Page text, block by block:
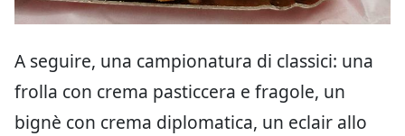
A seguire, una campionatura di classici: una
frolla con crema pasticcera e fragole, un
bignè con crema diplomatica, un eclair allo